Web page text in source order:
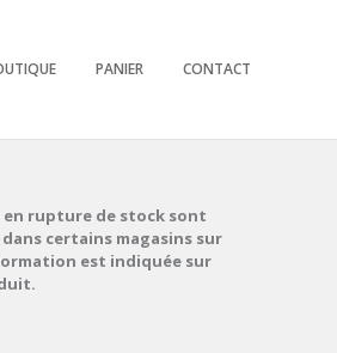
PANIER CONTACT
en rupture de stock sont
certains magasins sur
est indiquée sur